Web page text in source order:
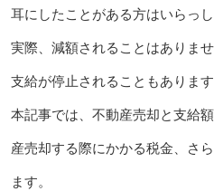
耳にしたことがある方はいらっ
実際、減額されることはありま
支給が停止されることもあります
本記事では、不動産売却と支給
産売却する際にかかる税金、さ
ます。